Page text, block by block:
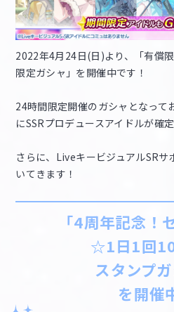
2022年4月24日(日)より、「有償
限定ガシャ」を開催中です！
24時間限定開催のガシャとなって
にSSRプロデュースアイドルが確
さらに、LiveキービジュアルSR
いてきます！
「4周年記念！
☆1日1回
スタンプガ
を開催